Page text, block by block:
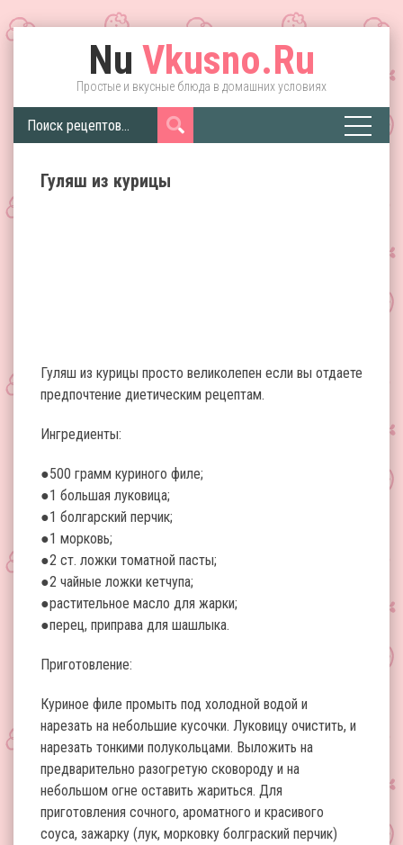
Nu Vkusno.Ru
Простые и вкусные блюда в домашних условиях
Гуляш из курицы
Гуляш из курицы просто великолепен если вы отдаете
предпочтение диетическим рецептам.
Ингредиенты:
●500 грамм куриного филе;
●1 большая луковица;
●1 болгарский перчик;
●1 морковь;
●2 ст. ложки томатной пасты;
●2 чайные ложки кетчупа;
●растительное масло для жарки;
●перец, приправа для шашлыка.
Приготовление:
Куриное филе промыть под холодной водой и
нарезать на небольшие кусочки. Луковицу очистить, и
нарезать тонкими полукольцами. Выложить на
предварительно разогретую сковороду и на
небольшом огне оставить жариться. Для
приготовления сочного, ароматного и красивого
соуса, зажарку (лук, морковку болграский перчик)